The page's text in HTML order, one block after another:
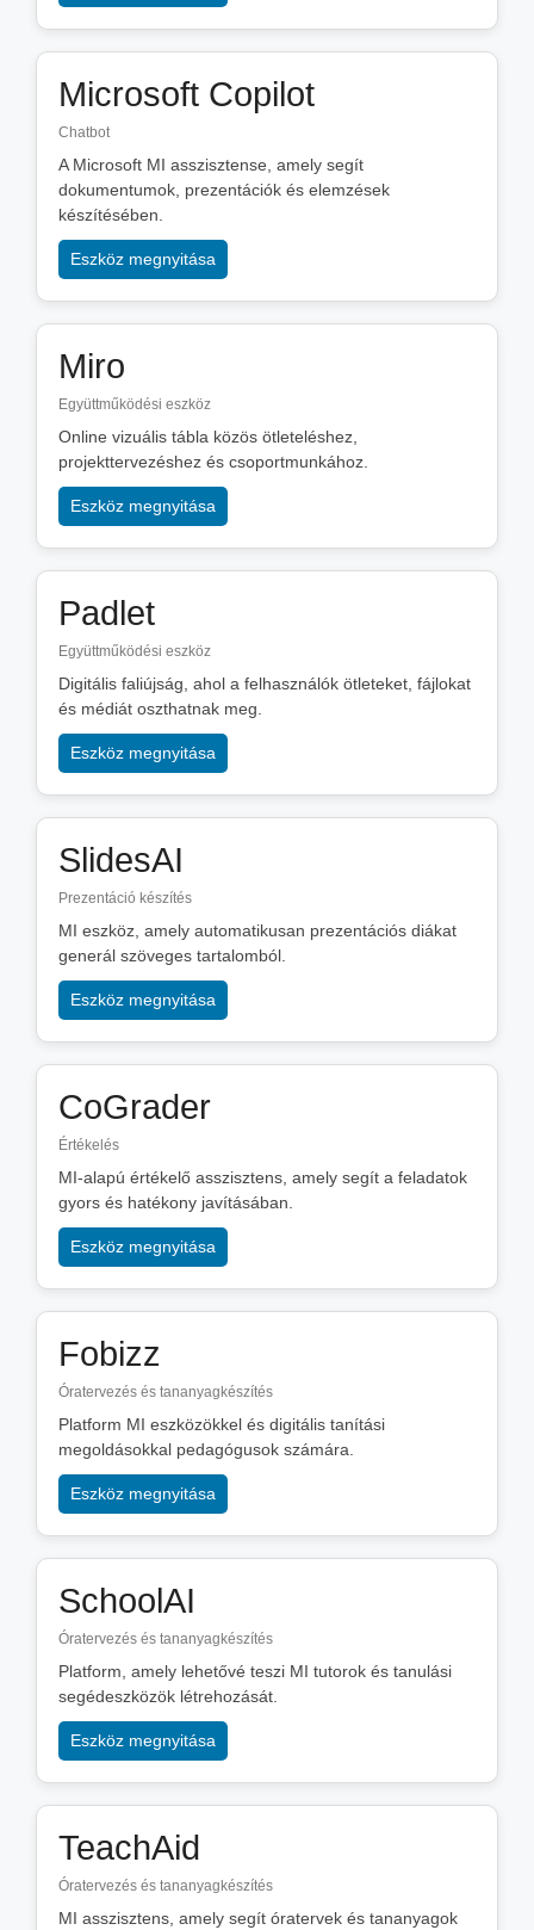
Microsoft Copilot
Chatbot
A Microsoft MI asszisztense, amely segít
dokumentumok, prezentációk és elemzések
készítésében.
Eszköz megnyitása
Miro
Együttműködési eszköz
Online vizuális tábla közös ötleteléshez,
projekttervezéshez és csoportmunkához.
Eszköz megnyitása
Padlet
Együttműködési eszköz
Digitális faliújság, ahol a felhasználók ötleteket, fájlokat
és médiát oszthatnak meg.
Eszköz megnyitása
SlidesAI
Prezentáció készítés
MI eszköz, amely automatikusan prezentációs diákat
generál szöveges tartalomból.
Eszköz megnyitása
CoGrader
Értékelés
MI-alapú értékelő asszisztens, amely segít a feladatok
gyors és hatékony javításában.
Eszköz megnyitása
Fobizz
Óratervezés és tananyagkészítés
Platform MI eszközökkel és digitális tanítási
megoldásokkal pedagógusok számára.
Eszköz megnyitása
SchoolAI
Óratervezés és tananyagkészítés
Platform, amely lehetővé teszi MI tutorok és tanulási
segédeszközök létrehozását.
Eszköz megnyitása
TeachAid
Óratervezés és tananyagkészítés
MI asszisztens, amely segít óratervek és tananyagok